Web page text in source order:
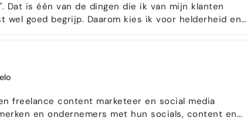
Dat is één van de dingen die ik van mijn klanten
kies ik voor helderheid en
en ik ben gespecialiseerd in social advert…
freelance content marketeer en social media
en ondernemers met hun socials, content en